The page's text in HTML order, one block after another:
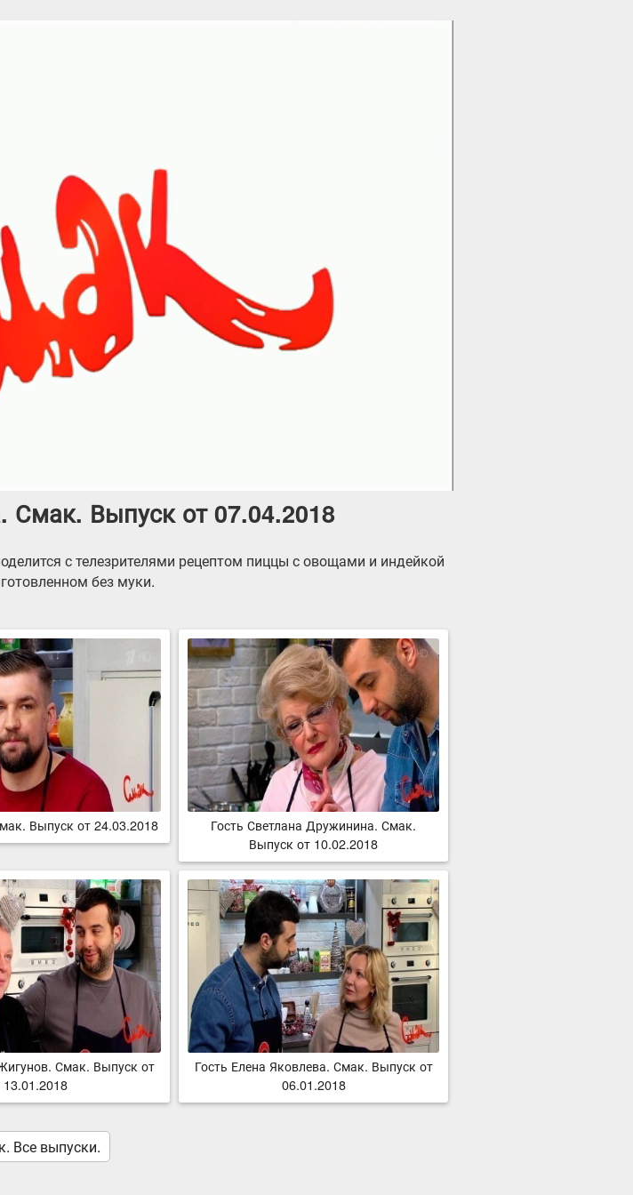
Смак. Выпуск от 07.04.2018
с телезрителями рецептом пиццы с овощами и индейкой
без муки.
Выпуск от 24.03.2018
Гость Светлана Дружинина. Смак.
Выпуск от 10.02.2018
Смак. Выпуск от
13.01.2018
Гость Елена Яковлева. Смак. Выпуск от
06.01.2018
Все выпуски.